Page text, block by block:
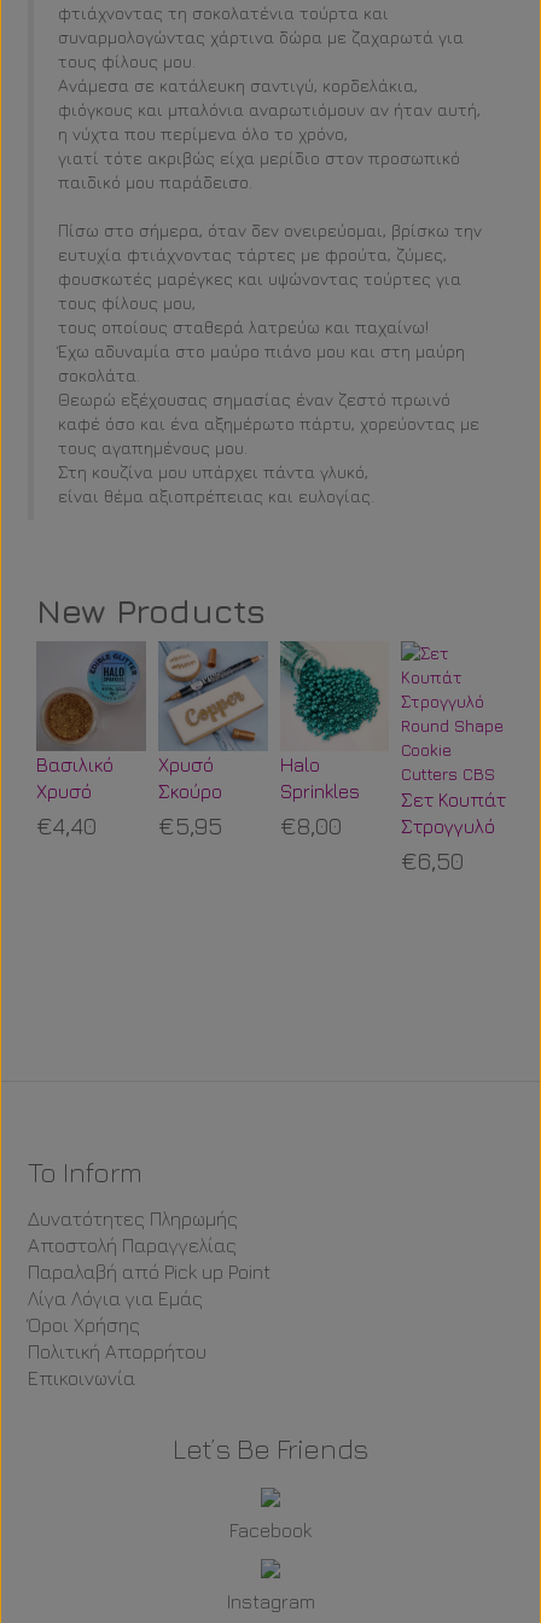
φτιάχνοντας τη σοκολατένια τούρτα και
συναρμολογώντας χάρτινα δώρα με ζαχαρωτά για
τους φίλους μου.
Ανάμεσα σε κατάλευκη σαντιγύ, κορδελάκια,
φιόγκους και μπαλόνια αναρωτιόμουν αν ήταν αυτή,
η νύχτα που περίμενα όλο το χρόνο,
γιατί τότε ακριβώς είχα μερίδιο στον προσωπικό
παιδικό μου παράδεισο.
Πίσω στο σήμερα, όταν δεν ονειρεύομαι, βρίσκω την
ευτυχία φτιάχνοντας τάρτες με φρούτα, ζύμες,
φουσκωτές μαρέγκες και υψώνοντας τούρτες για
τους φίλους μου,
τους οποίους σταθερά λατρεύω και παχαίνω!
Έχω αδυναμία στο μαύρο πιάνο μου και στη μαύρη
σοκολάτα.
Θεωρώ εξέχουσας σημασίας έναν ζεστό πρωινό
καφέ όσο και ένα αξημέρωτο πάρτυ, χορεύοντας με
τους αγαπημένους μου.
Στη κουζίνα μου υπάρχει πάντα γλυκό,
είναι θέμα αξιοπρέπειας και ευλογίας.
New Products
Βασιλικό
Χρυσό
Βρώσιμο
Γκλίτερ
€4,40
Χρυσό
Σκούρο
Μεταλλικός
Μαρκαδόρος
€5,95
Halo
Sprinkles
Luxury
Blends
€8,00
Σετ Κουπάτ
Στρογγυλό
Round
Shape
€6,50
To Inform
Δυνατότητες Πληρωμής
Αποστολή Παραγγελίας
Παραλαβή από Pick up Point
Λίγα Λόγια για Εμάς
Όροι Χρήσης
Πολιτική Απορρήτου
Επικοινωνία
Let’s Be Friends
Facebook
Instagram